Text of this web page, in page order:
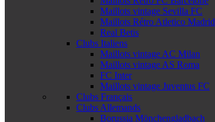
Maillots vintage Sevilla FC
Maillots Rétro Atletico Madrid
Real Betis
Clubs Italiens
Maillots vintage AC Milan
Maillots vintage AS Roma
FC Inter
Maillots vintage Juventus FC
Clubs Français
Clubs Allemands
Borussia Mönchengladbach